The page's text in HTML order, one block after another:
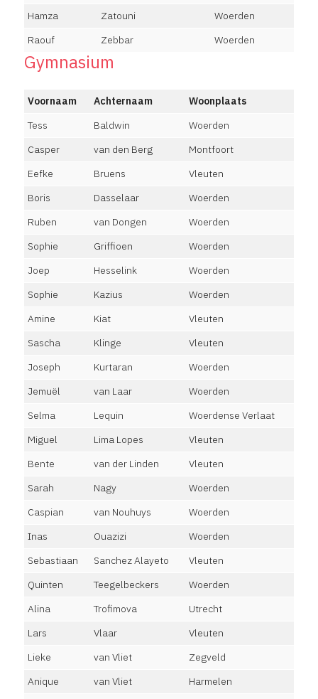
Hamza Zatouni
Woerden
Raouf
Zebbar Woerden
Gymnasium
Voornaam Achternaam
Woonplaats
Tess
Baldwin
Woerden
Casper
van den Berg
Montfoort
Eefke
Bruens
Vleuten
Boris
Dasselaar
Woerden
Ruben
van Dongen
Woerden
Sophie
Griffioen
Woerden
Joep
Hesselink
Woerden
Sophie
Kazius
Woerden
Amine
Kiat
Vleuten
Sascha
Klinge
Vleuten
Joseph
Kurtaran
Woerden
Jemuël
van Laar
Woerden
Selma
Lequin
Woerdense Verlaat
Miguel
Lima Lopes
Vleuten
Bente
van der Linden
Vleuten
Sarah
Nagy
Woerden
Caspian
van Nouhuys
Woerden
Inas
Ouazizi
Woerden
Sebastiaan
Sanchez Alayeto
Vleuten
Quinten
Teegelbeckers
Woerden
Alina
Trofimova
Utrecht
Lars
Vlaar
Vleuten
Lieke
van Vliet
Zegveld
Anique
van Vliet
Harmelen